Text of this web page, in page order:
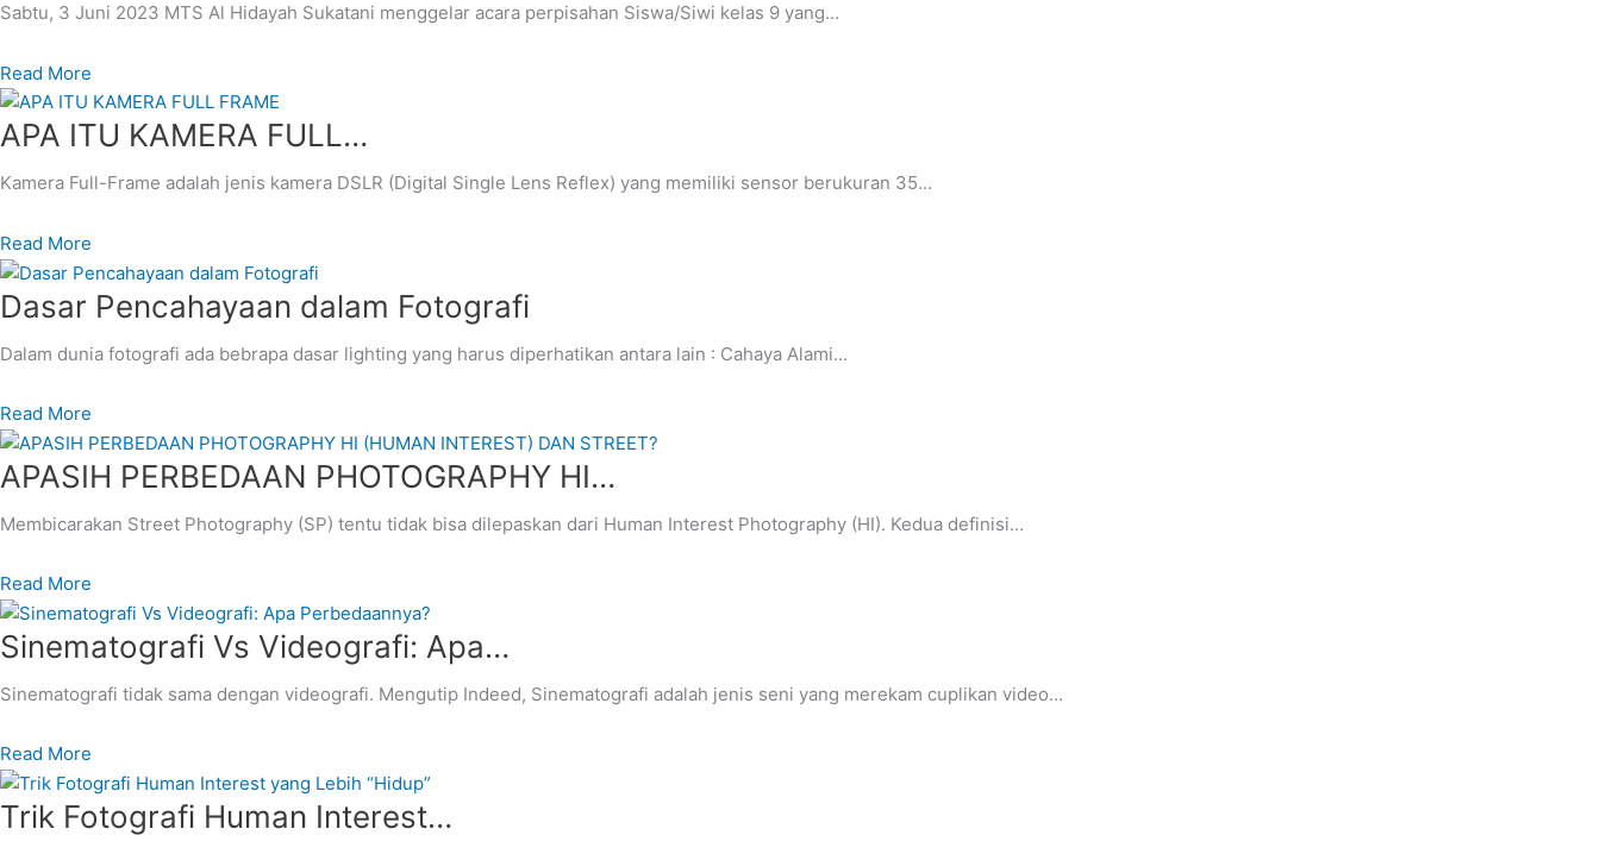
Sabtu, 3 Juni 2023 MTS Al Hidayah Sukatani menggelar acara perpisahan Siswa/Siwi kelas 9 yang…
Read More
APA ITU KAMERA FULL…
Kamera Full-Frame adalah jenis kamera DSLR (Digital Single Lens Reflex) yang memiliki sensor berukuran 35…
Read More
Dasar Pencahayaan dalam Fotografi
Dalam dunia fotografi ada bebrapa dasar lighting yang harus diperhatikan antara lain : Cahaya Alami…
Read More
APASIH PERBEDAAN PHOTOGRAPHY HI…
Membicarakan Street Photography (SP) tentu tidak bisa dilepaskan dari Human Interest Photography (HI). Kedua definisi…
Read More
Sinematografi Vs Videografi: Apa…
Sinematografi tidak sama dengan videografi. Mengutip Indeed, Sinematografi adalah jenis seni yang merekam cuplikan video…
Read More
Trik Fotografi Human Interest…